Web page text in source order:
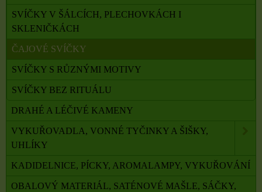
SVÍČKY V ŠÁLCÍCH, PLECHOVKÁCH I
SKLENIČKÁCH
ČAJOVÉ SVÍČKY
SVÍČKY S RŮZNÝMI MOTIVY
SVÍČKY BEZ RITUÁLU
DRAHÉ A LÉČIVÉ KAMENY
VYKUŘOVADLA, VONNÉ TYČINKY A ŠIŠKY,
UHLÍKY
KADIDELNICE, PÍCKY, AROMALAMPY, VYKUŘOVÁNÍ
OBALOVÝ MATERIÁL, SATÉNOVÉ MAŠLE, SÁČKY,